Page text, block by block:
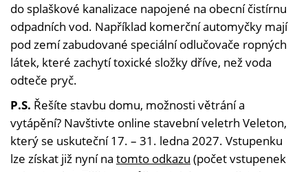
do splaškové kanalizace napojené na obecní čistírnu
odpadních vod. Například komerční automyčky mají
pod zemí zabudované speciální odlučovače ropných
látek, které zachytí toxické složky dříve, než voda
odteče pryč.
P.S. Řešíte stavbu domu, možnosti větrání a
vytápění? Navštivte online stavební veletrh Veleton,
který se uskuteční 17. – 31. ledna 2027. Vstupenku
lze získat již nyní na tomto odkazu (počet vstupenek